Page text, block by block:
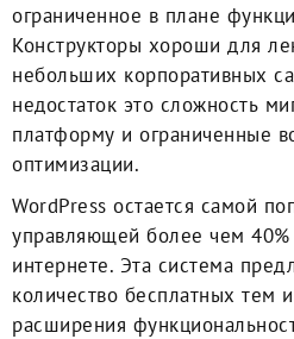
ограниченное в плане
Конструкторы хороши для
небольших корпоративных
недостаток это сложность
платформу и ограниченные
оптимизации.
WordPress остается самой
управляющей более чем 40%
интернете. Эта система
количество бесплатных тем
расширения